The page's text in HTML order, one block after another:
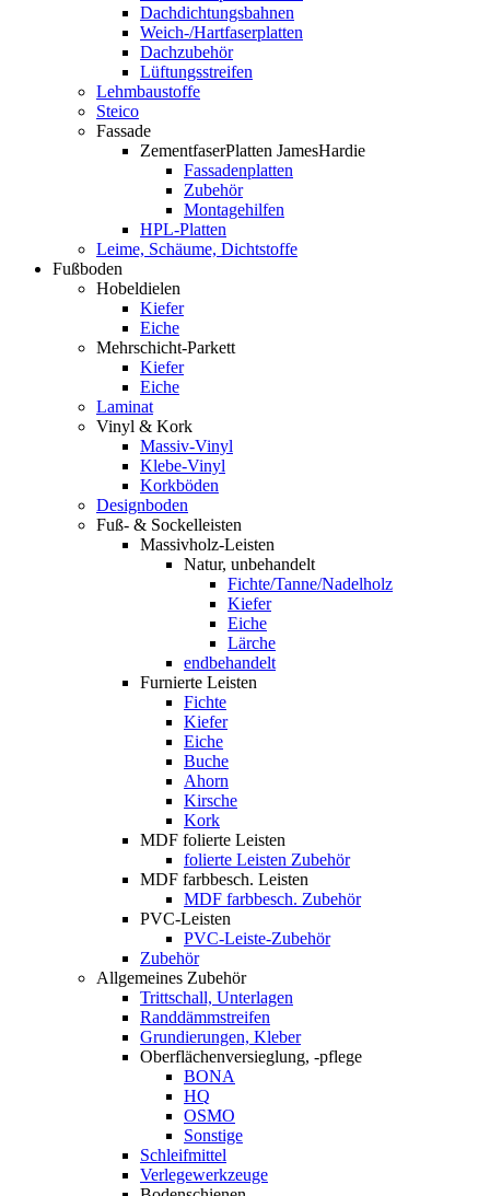
Dachdichtungsbahnen
Weich-/Hartfaserplatten
Dachzubehör
Lüftungsstreifen
Lehmbaustoffe
Steico
Fassade
ZementfaserPlatten JamesHardie
Fassadenplatten
Zubehör
Montagehilfen
HPL-Platten
Leime, Schäume, Dichtstoffe
Fußboden
Hobeldielen
Kiefer
Eiche
Mehrschicht-Parkett
Kiefer
Eiche
Laminat
Vinyl & Kork
Massiv-Vinyl
Klebe-Vinyl
Korkböden
Designboden
Fuß- & Sockelleisten
Massivholz-Leisten
Natur, unbehandelt
Fichte/Tanne/Nadelholz
Kiefer
Eiche
Lärche
endbehandelt
Furnierte Leisten
Fichte
Kiefer
Eiche
Buche
Ahorn
Kirsche
Kork
MDF folierte Leisten
folierte Leisten Zubehör
MDF farbbesch. Leisten
MDF farbbesch. Zubehör
PVC-Leisten
PVC-Leiste-Zubehör
Zubehör
Allgemeines Zubehör
Trittschall, Unterlagen
Randdämmstreifen
Grundierungen, Kleber
Oberflächenversieglung, -pflege
BONA
HQ
OSMO
Sonstige
Schleifmittel
Verlegewerkzeuge